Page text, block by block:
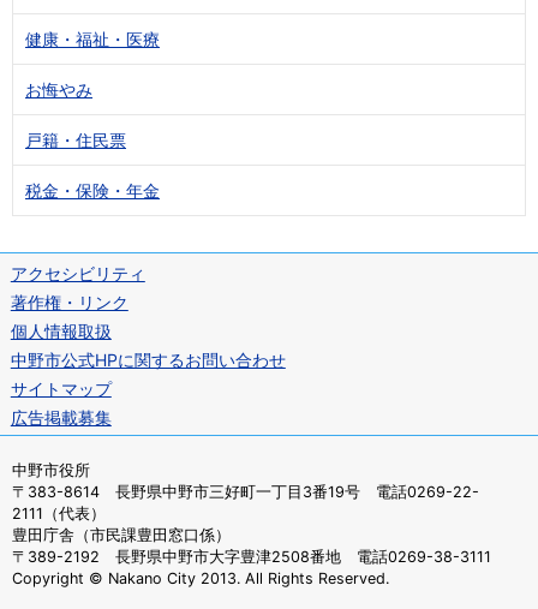
健康・福祉・医療
お悔やみ
戸籍・住民票
税金・保険・年金
アクセシビリティ
著作権・リンク
個人情報取扱
中野市公式HPに関するお問い合わせ
サイトマップ
広告掲載募集
中野市役所
〒383-8614 長野県中野市三好町一丁目3番19号 電話0269-22-
2111（代表）
豊田庁舎（市民課豊田窓口係）
〒389-2192 長野県中野市大字豊津2508番地 電話0269-38-3111
Copyright © Nakano City 2013. All Rights Reserved.